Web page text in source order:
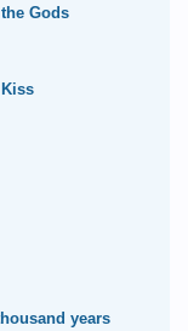
Gods
years